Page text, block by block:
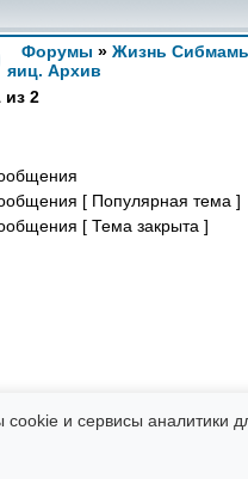
Форумы » Жизнь
яиц. Архив
из 2
[ Популярная тема ]
[ Тема закрыта ]
материалов возможно только в
Администрация не несет
и сервисы аналитики